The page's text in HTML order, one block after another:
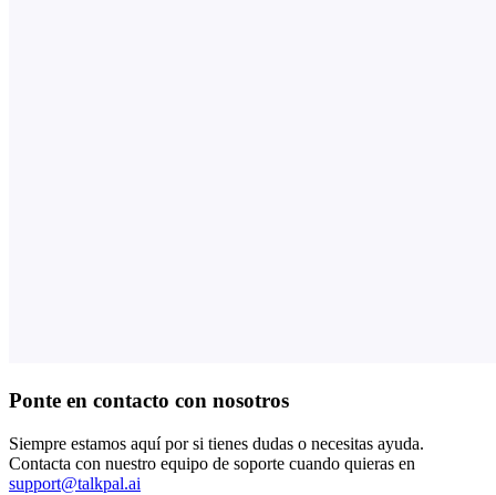
Ponte en contacto con nosotros
Siempre estamos aquí por si tienes dudas o necesitas ayuda.
Contacta con nuestro equipo de soporte cuando quieras en
support@talkpal.ai